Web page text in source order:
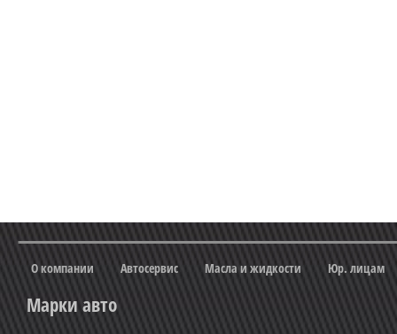
О компании Автосервис Масла и жидкости Юр. лицам
Марки авто